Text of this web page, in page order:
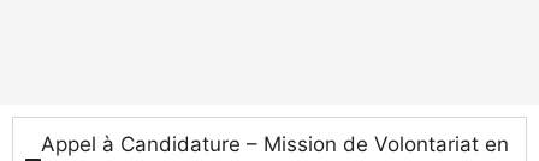
Appel à Candidature – Mission de Volontariat en